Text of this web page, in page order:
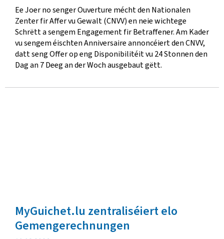
Ee Joer no senger Ouverture mécht den Nationalen
Zenter fir Affer vu Gewalt (CNVV) en neie wichtege
Schrëtt a sengem Engagement fir Betraffener. Am Kader
vu sengem éischten Anniversaire annoncéiert den CNVV,
datt seng Offer op eng Disponibilitéit vu 24 Stonnen den
Dag an 7 Deeg an der Woch ausgebaut gëtt.
MyGuichet.lu zentraliséiert elo
Gemengerechnungen